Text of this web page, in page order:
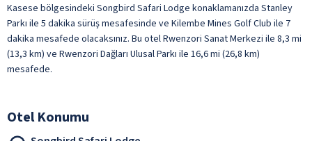
Kasese bölgesindeki Songbird Safari Lodge konaklamanızda Stanley
Parkı ile 5 dakika sürüş mesafesinde ve Kilembe Mines Golf Club ile 7
dakika mesafede olacaksınız. Bu otel Rwenzori Sanat Merkezi ile 8,3 mi
(13,3 km) ve Rwenzori Dağları Ulusal Parkı ile 16,6 mi (26,8 km)
mesafede.
Otel Konumu